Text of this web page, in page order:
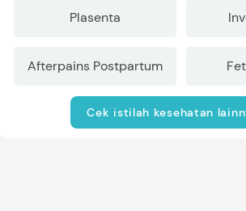
Plasenta
Afterpains Postpartum
Cek istilah kesehatan